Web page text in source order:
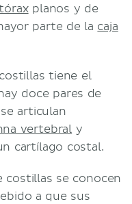
planos y de
parte de la caja
tiene el
doce pares de
articulan
vertebral y
cartílago costal.
costillas se conocen
a que sus